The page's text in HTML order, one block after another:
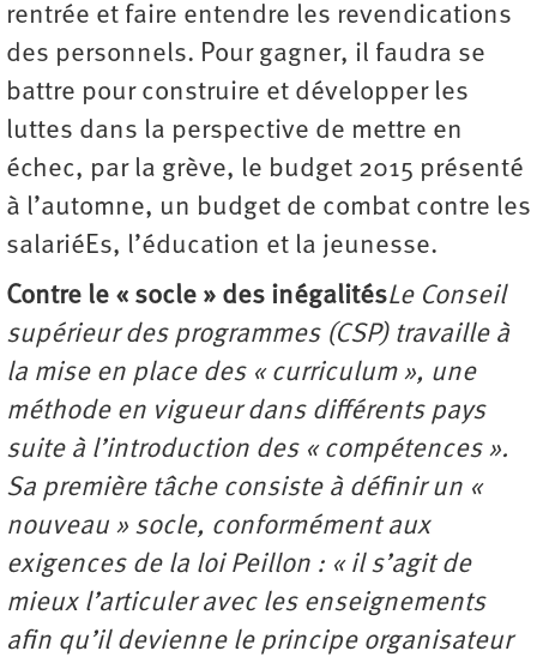
rentrée et faire entendre les revendications
des personnels. Pour gagner, il faudra se
battre pour construire et développer les
luttes dans la perspective de mettre en
échec, par la grève, le budget 2015 présenté
à l’automne, un budget de combat contre les
salariéEs, l’éducation et la jeunesse.
Contre le « socle » des inégalitésLe Conseil
supérieur des programmes (CSP) travaille à
la mise en place des « curriculum », une
méthode en vigueur dans différents pays
suite à l’introduction des « compétences ».
Sa première tâche consiste à définir un «
nouveau » socle, conformément aux
exigences de la loi Peillon : « il s’agit de
mieux l’articuler avec les enseignements
afin qu’il devienne le principe organisateur